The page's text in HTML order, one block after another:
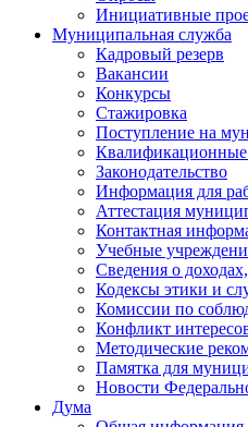
Инициативные
Муниципальная служба
Кадровый резерв
Вакансии
Конкурсы
Стажировка
Поступление на
Квалификационные
Законодательство
Информация для
Аттестация
Контактная
Учебные
Сведения о
Кодексы этики и
Комиссии по
Конфликт
Методические
Памятка для
Новости
Дума